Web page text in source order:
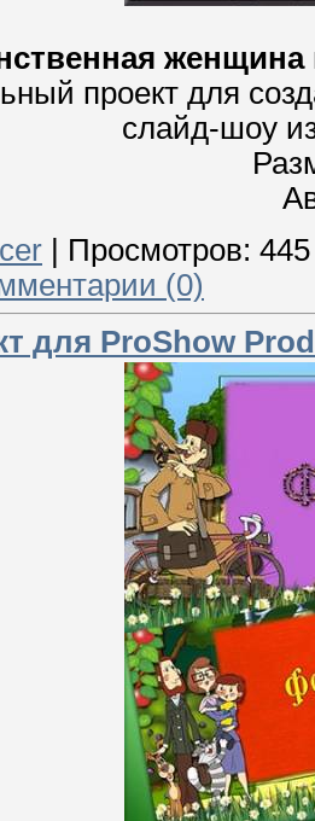
женщина
проект для
слайд-шоу
| Просмотров: 445
(0)
для ProShow